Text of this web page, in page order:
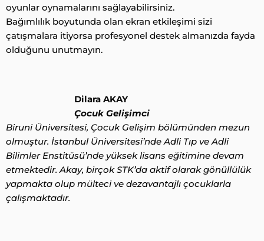
oyunlar oynamalarını sağlayabilirsiniz.
Bağımlılık boyutunda olan ekran etkileşimi sizi
çatışmalara itiyorsa profesyonel destek almanızda fayda
olduğunu unutmayın.
Dilara AKAY
Çocuk Gelişimci
Biruni Üniversitesi, Çocuk Gelişim bölümünden mezun
olmuştur. İstanbul Üniversitesi’nde Adli Tıp ve Adli
Bilimler Enstitüsü’nde yüksek lisans eğitimine devam
etmektedir. Akay, birçok STK’da aktif olarak gönüllülük
yapmakta olup mülteci ve dezavantajlı çocuklarla
çalışmaktadır.